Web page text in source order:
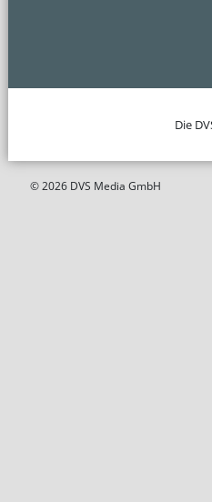
Die
© 2026 DVS Media GmbH